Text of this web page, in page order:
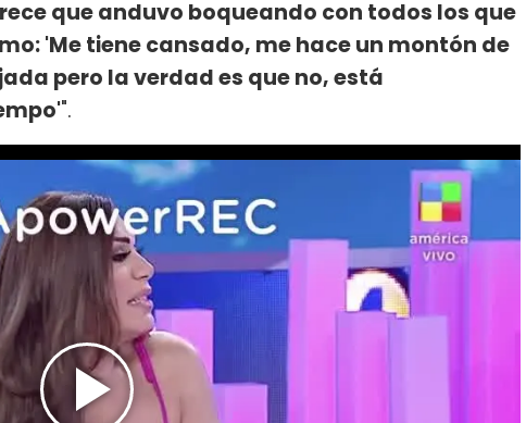
que anduvo boqueando con todos los que
'Me tiene cansado, me hace un montón de
pero la verdad es que no, está
".